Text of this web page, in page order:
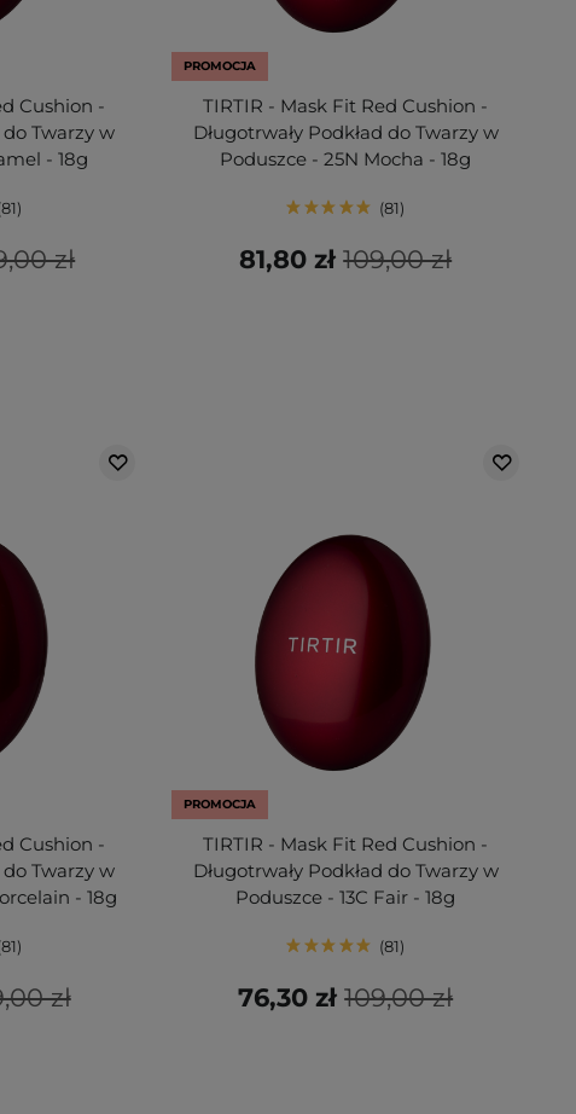
Cushion -
do Twarzy w
- 18g
81
zł
PROMOCJA
TIRTIR - Mask Fit Red Cushion -
Długotrwały Podkład do Twarzy w
Poduszce - 25N Mocha - 18g
81
109,00 zł
81,80 zł
Cushion -
do Twarzy w
- 18g
81
zł
PROMOCJA
TIRTIR - Mask Fit Red Cushion -
Długotrwały Podkład do Twarzy w
Poduszce - 13C Fair - 18g
81
109,00 zł
76,30 zł